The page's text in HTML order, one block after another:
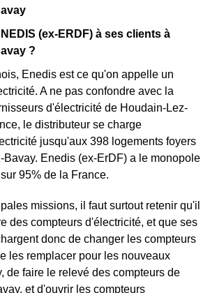
(ex-ERDF) à ses clients à
?
Enedis est ce qu'on appelle un
A ne pas confondre avec la
d'électricité de Houdain-Lez-
le distributeur se charge
jusqu'aux 398 logements foyers
Enedis (ex-ErDF) a le monopole
95% de la France.
missions, il faut surtout retenir qu'il
des compteurs d'électricité, et que ses
donc de changer les compteurs
les remplacer pour les nouveaux
de faire le relevé des compteurs de
et d'ouvrir les compteurs